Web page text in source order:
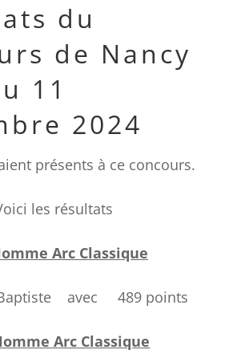
du
de Nancy
11
2024
présents à ce concours.
les résultats
Arc Classique
Baptiste avec 489 points
Arc Classique